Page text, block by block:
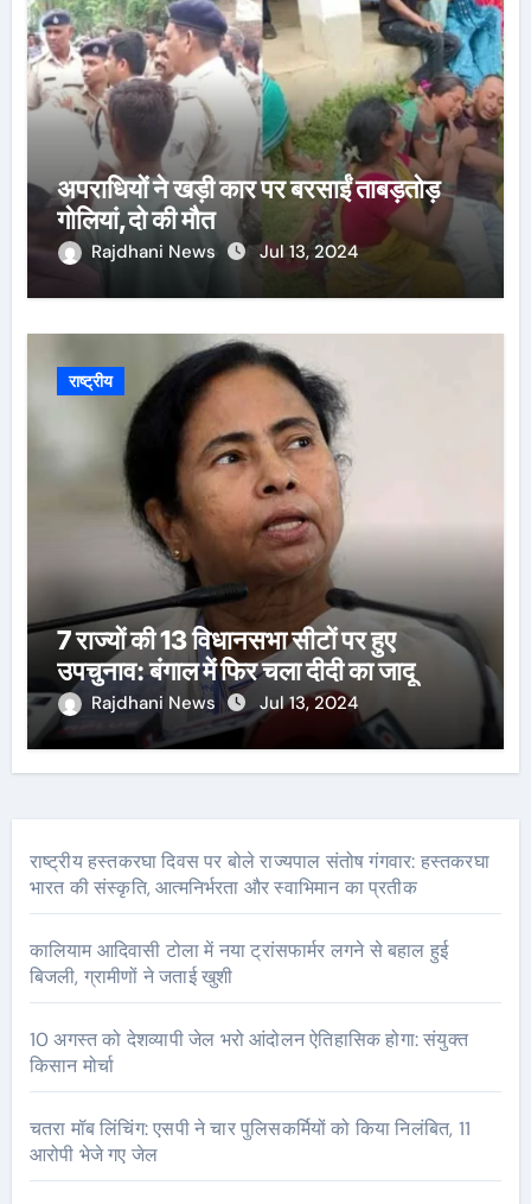
अपराधियों ने खड़ी कार पर बरसाईं ताबड़तोड़
गोलियां,दो की मौत
Rajdhani News Jul 13, 2024
राष्ट्रीय
7 राज्यों की 13 विधानसभा सीटों पर हुए
उपचुनाव: बंगाल में फिर चला दीदी का जादू
Rajdhani News Jul 13, 2024
राष्ट्रीय हस्तकरघा दिवस पर बोले राज्यपाल संतोष गंगवार: हस्तकरघा
भारत की संस्कृति, आत्मनिर्भरता और स्वाभिमान का प्रतीक
कालियाम आदिवासी टोला में नया ट्रांसफार्मर लगने से बहाल हुई
बिजली, ग्रामीणों ने जताई खुशी
10 अगस्त को देशव्यापी जेल भरो आंदोलन ऐतिहासिक होगा: संयुक्त
किसान मोर्चा
चतरा मॉब लिंचिंग: एसपी ने चार पुलिसकर्मियों को किया निलंबित, 11
आरोपी भेजे गए जेल